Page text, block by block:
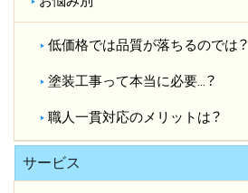
低価格では品質が落ちるのでは？​
塗装工事って本当に必要…？​
職人一貫対応のメリットは？​
サービス